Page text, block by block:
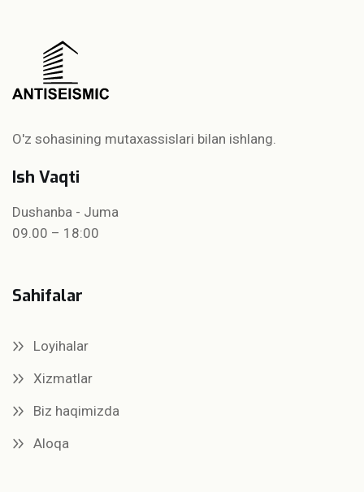
O'z sohasining mutaxassislari bilan ishlang.
Ish Vaqti
Dushanba - Juma
09.00 – 18:00
Sahifalar
Loyihalar
Xizmatlar
Biz haqimizda
Aloqa